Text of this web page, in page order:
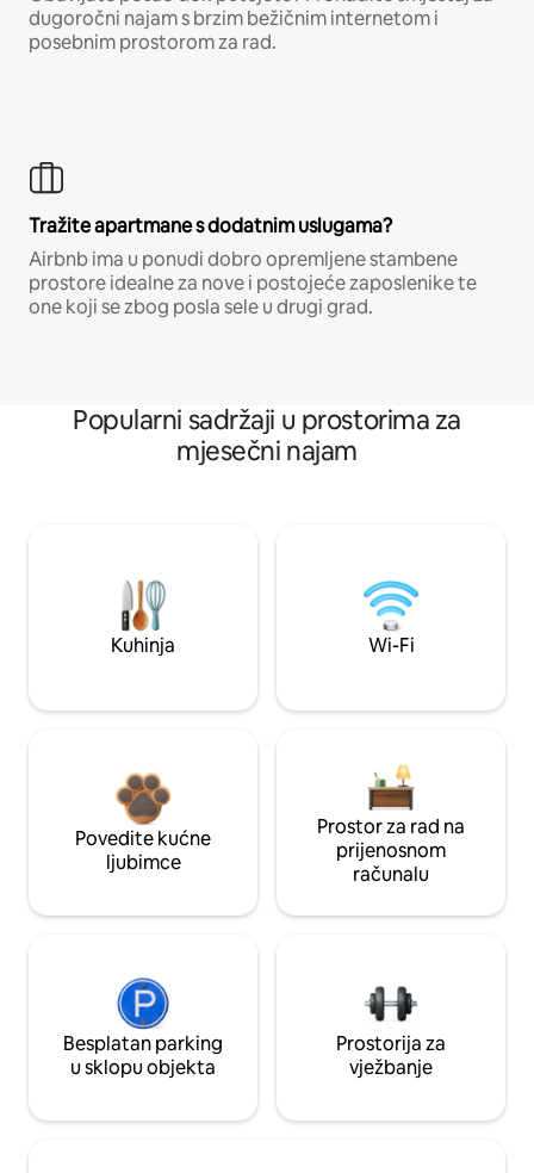
dugoročni najam s brzim bežičnim internetom i
posebnim prostorom za rad.
Tražite apartmane s dodatnim uslugama?
Airbnb ima u ponudi dobro opremljene stambene
prostore idealne za nove i postojeće zaposlenike te
one koji se zbog posla sele u drugi grad.
Popularni sadržaji u prostorima za
mjesečni najam
Kuhinja Wi-Fi
Povedite kućne
ljubimce
Prostor za rad na
prijenosnom
računalu
Besplatan parking
u sklopu objekta
Prostorija za
vježbanje